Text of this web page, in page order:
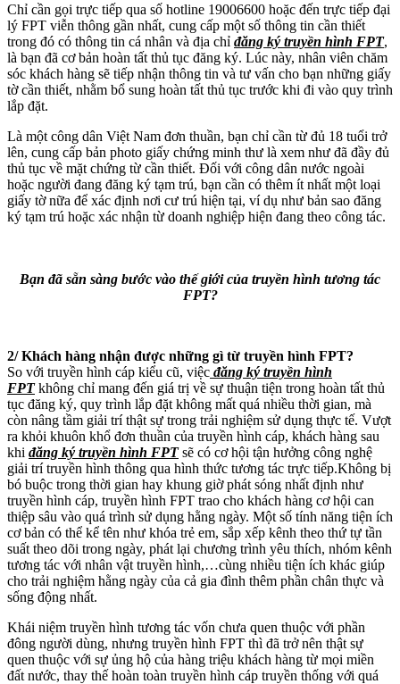
Chỉ cần gọi trực tiếp qua số hotline 19006600 hoặc đến trực tiếp đại
lý FPT viễn thông gần nhất, cung cấp một số thông tin cần thiết
trong đó có thông tin cá nhân và địa chỉ đăng ký truyền hình FPT,
là bạn đã cơ bản hoàn tất thủ tục đăng ký. Lúc này, nhân viên chăm
sóc khách hàng sẽ tiếp nhận thông tin và tư vấn cho bạn những giấy
tờ cần thiết, nhằm bổ sung hoàn tất thủ tục trước khi đi vào quy trình
lắp đặt.
Là một công dân Việt Nam đơn thuần, bạn chỉ cần từ đủ 18 tuổi trở
lên, cung cấp bản photo giấy chứng minh thư là xem như đã đầy đủ
thủ tục về mặt chứng từ cần thiết. Đối với công dân nước ngoài
hoặc người đang đăng ký tạm trú, bạn cần có thêm ít nhất một loại
giấy tờ nữa để xác định nơi cư trú hiện tại, ví dụ như bản sao đăng
ký tạm trú hoặc xác nhận từ doanh nghiệp hiện đang theo công tác.
Bạn đã sẵn sàng bước vào thế giới của truyền hình tương tác
FPT?
2/ Khách hàng nhận được những gì từ truyền hình FPT?
So với truyền hình cáp kiểu cũ, việc đăng ký truyền hình
FPTkhông chỉ mang đến giá trị về sự thuận tiện trong hoàn tất thủ
tục đăng ký, quy trình lắp đặt không mất quá nhiều thời gian, mà
còn nâng tầm giải trí thật sự trong trải nghiệm sử dụng thực tế. Vượt
ra khỏi khuôn khổ đơn thuần của truyền hình cáp, khách hàng sau
khi đăng ký truyền hình FPTsẽ có cơ hội tận hưởng công nghệ
giải trí truyền hình thông qua hình thức tương tác trực tiếp.Không bị
bó buộc trong thời gian hay khung giờ phát sóng nhất định như
truyền hình cáp, truyền hình FPT trao cho khách hàng cơ hội can
thiệp sâu vào quá trình sử dụng hằng ngày. Một số tính năng tiện ích
cơ bản có thể kể tên như khóa trẻ em, sắp xếp kênh theo thứ tự tần
suất theo dõi trong ngày, phát lại chương trình yêu thích, nhóm kênh
tương tác với nhân vật truyền hình,…cùng nhiều tiện ích khác giúp
cho trải nghiệm hằng ngày của cả gia đình thêm phần chân thực và
sống động nhất.
Khái niệm truyền hình tương tác vốn chưa quen thuộc với phần
đông người dùng, nhưng truyền hình FPT thì đã trở nên thật sự
quen thuộc với sự ủng hộ của hàng triệu khách hàng từ mọi miền
đất nước, thay thế hoàn toàn truyền hình cáp truyền thống với quá